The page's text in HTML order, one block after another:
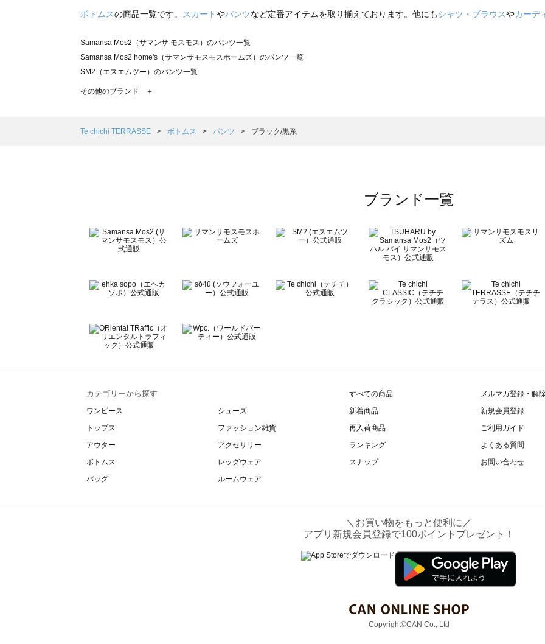
ボトムスの商品一覧です。 スカートやパンツなど定番アイテムを取り揃えております。他にもシャツ・ブラウスやカーデ
Samansa Mos2（サマンサ モスモス）のパンツ一覧
Samansa Mos2 home's（サマンサモスモスホームズ）のパンツ一覧
SM2（エスエムツー）のパンツ一覧
TSUHARU by Samansa Mos2（ツハルバイサマンサモスモス）のパンツ一覧
Samansa Mos2 Lagom（サマンサモスモス ラーゴム）のパンツ一覧
BETTY'S BLUE（べティーズブルー）のパンツ一覧
Wpc.（ワールドパーティー）のパンツ一覧
その他のブランド ＋
Te chichi TERRASSE ボトムス パンツ ブラック/黒系
ブランド一覧
カテゴリーから探す
ワンピース
トップス
アウター
ボトムス
バッグ
シューズ
ファッション雑貨
アクセサリー
レッグウェア
ルームウェア
すべての商品
新着商品
再入荷商品
ランキング
スナップ
メルマガ登録・解
新規会員登録
ご利用ガイド
よくある質問
お問い合わせ
＼お買い物をもっと便利に／
アプリ新規会員登録で100ポイントプレゼント！
Copyright©CAN Co., Ltd